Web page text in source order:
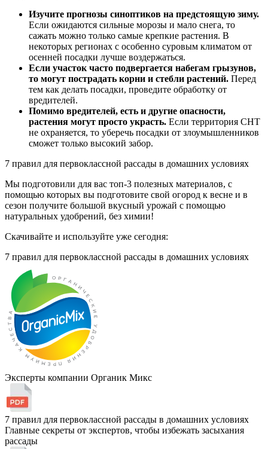
Изучите прогнозы синоптиков на предстоящую зиму.
Если ожидаются сильные морозы и мало снега, то
сажать можно только самые крепкие растения. В
некоторых регионах с особенно суровым климатом от
осенней посадки лучше воздержаться.
Если участок часто подвергается набегам грызунов,
то могут пострадать корни и стебли растений. Перед
тем как делать посадки, проведите обработку от
вредителей.
Помимо вредителей, есть и другие опасности,
растения могут просто украсть. Если территория СНТ
не охраняется, то уберечь посадки от злоумышленников
сможет только высокий забор.
7 правил для первоклассной рассады в домашних условиях
Мы подготовили для вас топ-3 полезных материалов, с
помощью которых вы подготовите свой огород к весне и в
сезон получите большой вкусный урожай с помощью
натуральных удобрений, без химии!
Скачивайте и используйте уже сегодня:
7 правил для первоклассной рассады в домашних условиях
Эксперты компании Органик Микс
7 правил для первоклассной рассады в домашних условиях
Главные секреты от экспертов, чтобы избежать засыхания
рассады